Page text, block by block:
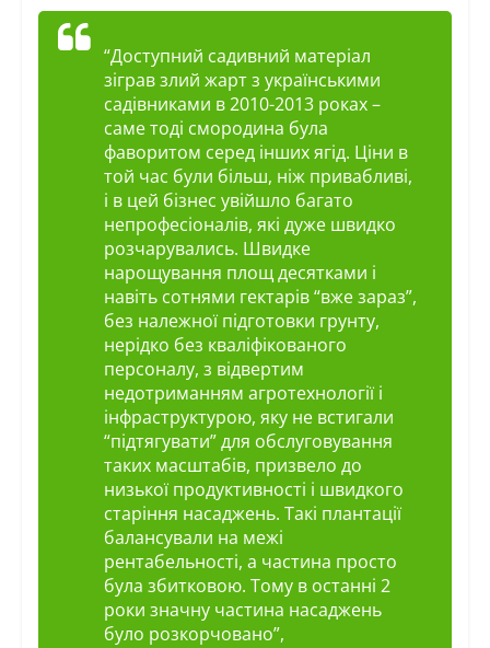
“Доступний садивний матеріал
зіграв злий жарт з українськими
садівниками в 2010-2013 роках –
саме тоді смородина була
фаворитом серед інших ягід. Ціни в
той час були більш, ніж привабливі,
і в цей бізнес увійшло багато
непрофесіоналів, які дуже швидко
розчарувались. Швидке
нарощування площ десятками і
навіть сотнями гектарів “вже зараз”,
без належної підготовки грунту,
нерідко без кваліфікованого
персоналу, з відвертим
недотриманням агротехнології і
інфраструктурою, яку не встигали
“підтягувати” для обслуговування
таких масштабів, призвело до
низької продуктивності і швидкого
старіння насаджень. Такі плантації
балансували на межі
рентабельності, а частина просто
була збитковою. Тому в останні 2
роки значну частина насаджень
було розкорчовано”,